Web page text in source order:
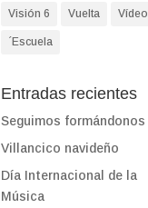
Visión 6 Vuelta Vídeo
´Escuela
Entradas recientes
Seguimos formándonos
Villancico navideño
Día Internacional de la
Música